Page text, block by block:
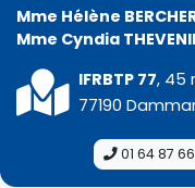
Mme Hélène
Mme Cyndia
IFRBTP 77, 45
77190
01 64 87 66